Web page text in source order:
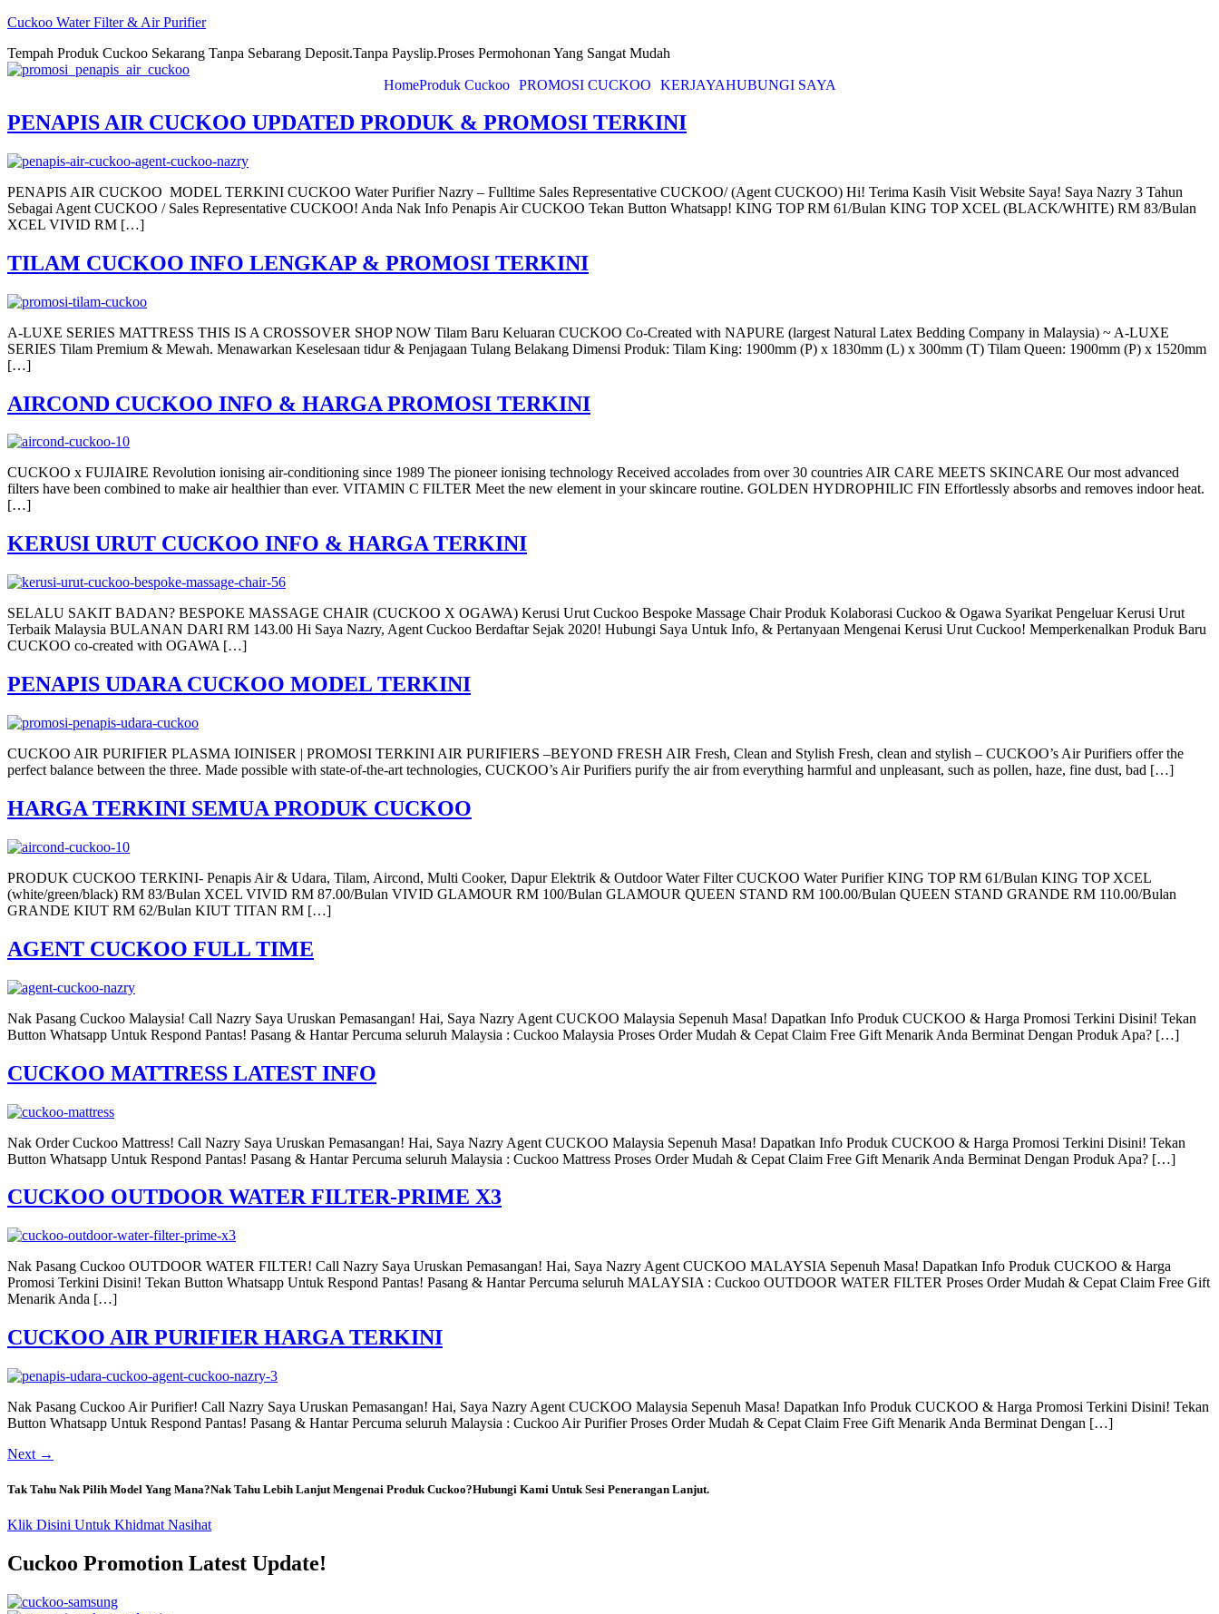
Cuckoo Water Filter & Air Purifier
Tempah Produk Cuckoo Sekarang Tanpa Sebarang Deposit.Tanpa Payslip.Proses Permohonan Yang Sangat Mudah
HomeProduk Cuckoo PROMOSI CUCKOO KERJAYAHUBUNGI SAYA
PENAPIS AIR CUCKOO UPDATED PRODUK & PROMOSI TERKINI
PENAPIS AIR CUCKOO MODEL TERKINI CUCKOO Water Purifier Nazry – Fulltime Sales Representative CUCKOO/ (Agent CUCKOO) Hi! Terima Kasih Visit Website Saya! Saya Nazry 3 Tahun
Sebagai Agent CUCKOO / Sales Representative CUCKOO! Anda Nak Info Penapis Air CUCKOO Tekan Button Whatsapp! KING TOP RM 61/Bulan KING TOP XCEL (BLACK/WHITE) RM 83/Bulan
XCEL VIVID RM […]
TILAM CUCKOO INFO LENGKAP & PROMOSI TERKINI
A-LUXE SERIES MATTRESS THIS IS A CROSSOVER SHOP NOW Tilam Baru Keluaran CUCKOO Co-Created with NAPURE (largest Natural Latex Bedding Company in Malaysia) ~ A-LUXE
SERIES Tilam Premium & Mewah. Menawarkan Keselesaan tidur & Penjagaan Tulang Belakang Dimensi Produk: Tilam King: 1900mm (P) x 1830mm (L) x 300mm (T) Tilam Queen: 1900mm (P) x 1520mm
[…]
AIRCOND CUCKOO INFO & HARGA PROMOSI TERKINI
CUCKOO x FUJIAIRE Revolution ionising air-conditioning since 1989 The pioneer ionising technology Received accolades from over 30 countries AIR CARE MEETS SKINCARE Our most advanced
filters have been combined to make air healthier than ever. VITAMIN C FILTER Meet the new element in your skincare routine. GOLDEN HYDROPHILIC FIN Effortlessly absorbs and removes indoor heat.
[…]
KERUSI URUT CUCKOO INFO & HARGA TERKINI
SELALU SAKIT BADAN? BESPOKE MASSAGE CHAIR (CUCKOO X OGAWA) Kerusi Urut Cuckoo Bespoke Massage Chair Produk Kolaborasi Cuckoo & Ogawa Syarikat Pengeluar Kerusi Urut
Terbaik Malaysia BULANAN DARI RM 143.00 Hi Saya Nazry, Agent Cuckoo Berdaftar Sejak 2020! Hubungi Saya Untuk Info, & Pertanyaan Mengenai Kerusi Urut Cuckoo! Memperkenalkan Produk Baru
CUCKOO co-created with OGAWA […]
PENAPIS UDARA CUCKOO MODEL TERKINI
CUCKOO AIR PURIFIER PLASMA IOINISER | PROMOSI TERKINI AIR PURIFIERS –BEYOND FRESH AIR Fresh, Clean and Stylish Fresh, clean and stylish – CUCKOO’s Air Purifiers offer the
perfect balance between the three. Made possible with state-of-the-art technologies, CUCKOO’s Air Purifiers purify the air from everything harmful and unpleasant, such as pollen, haze, fine dust, bad […]
HARGA TERKINI SEMUA PRODUK CUCKOO
PRODUK CUCKOO TERKINI- Penapis Air & Udara, Tilam, Aircond, Multi Cooker, Dapur Elektrik & Outdoor Water Filter CUCKOO Water Purifier KING TOP RM 61/Bulan KING TOP XCEL
(white/green/black) RM 83/Bulan XCEL VIVID RM 87.00/Bulan VIVID GLAMOUR RM 100/Bulan GLAMOUR QUEEN STAND RM 100.00/Bulan QUEEN STAND GRANDE RM 110.00/Bulan
GRANDE KIUT RM 62/Bulan KIUT TITAN RM […]
AGENT CUCKOO FULL TIME
Nak Pasang Cuckoo Malaysia! Call Nazry Saya Uruskan Pemasangan! Hai, Saya Nazry Agent CUCKOO Malaysia Sepenuh Masa! Dapatkan Info Produk CUCKOO & Harga Promosi Terkini Disini! Tekan
Button Whatsapp Untuk Respond Pantas! Pasang & Hantar Percuma seluruh Malaysia : Cuckoo Malaysia Proses Order Mudah & Cepat Claim Free Gift Menarik Anda Berminat Dengan Produk Apa? […]
CUCKOO MATTRESS LATEST INFO
Nak Order Cuckoo Mattress! Call Nazry Saya Uruskan Pemasangan! Hai, Saya Nazry Agent CUCKOO Malaysia Sepenuh Masa! Dapatkan Info Produk CUCKOO & Harga Promosi Terkini Disini! Tekan
Button Whatsapp Untuk Respond Pantas! Pasang & Hantar Percuma seluruh Malaysia : Cuckoo Mattress Proses Order Mudah & Cepat Claim Free Gift Menarik Anda Berminat Dengan Produk Apa? […]
CUCKOO OUTDOOR WATER FILTER-PRIME X3
Nak Pasang Cuckoo OUTDOOR WATER FILTER! Call Nazry Saya Uruskan Pemasangan! Hai, Saya Nazry Agent CUCKOO MALAYSIA Sepenuh Masa! Dapatkan Info Produk CUCKOO & Harga
Promosi Terkini Disini! Tekan Button Whatsapp Untuk Respond Pantas! Pasang & Hantar Percuma seluruh MALAYSIA : Cuckoo OUTDOOR WATER FILTER Proses Order Mudah & Cepat Claim Free Gift
Menarik Anda […]
CUCKOO AIR PURIFIER HARGA TERKINI
Nak Pasang Cuckoo Air Purifier! Call Nazry Saya Uruskan Pemasangan! Hai, Saya Nazry Agent CUCKOO Malaysia Sepenuh Masa! Dapatkan Info Produk CUCKOO & Harga Promosi Terkini Disini! Tekan
Button Whatsapp Untuk Respond Pantas! Pasang & Hantar Percuma seluruh Malaysia : Cuckoo Air Purifier Proses Order Mudah & Cepat Claim Free Gift Menarik Anda Berminat Dengan […]
Next →
Tak Tahu Nak Pilih Model Yang Mana?Nak Tahu Lebih Lanjut Mengenai Produk Cuckoo?Hubungi Kami Untuk Sesi Penerangan Lanjut.
Klik Disini Untuk Khidmat Nasihat
Cuckoo Promotion Latest Update!